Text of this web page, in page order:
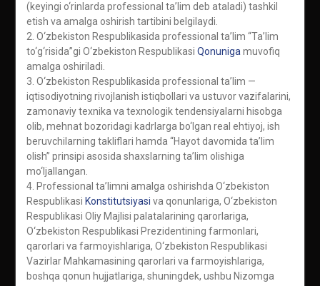
(keyingi o‘rinlarda professional ta’lim deb ataladi) tashkil
etish va amalga oshirish tartibini belgilaydi.
2. O‘zbekiston Respublikasida professional ta’lim “Ta’lim
to‘g‘risida”gi O‘zbekiston Respublikasi Qonuniga muvofiq
amalga oshiriladi.
3. O‘zbekiston Respublikasida professional ta’lim —
iqtisodiyotning rivojlanish istiqbollari va ustuvor vazifalarini,
zamonaviy texnika va texnologik tendensiyalarni hisobga
olib, mehnat bozoridagi kadrlarga bo‘lgan real ehtiyoj, ish
beruvchilarning takliflari hamda “Hayot davomida ta’lim
olish” prinsipi asosida shaxslarning ta’lim olishiga
mo‘ljallangan.
4. Professional ta’limni amalga oshirishda O‘zbekiston
Respublikasi Konstitutsiyasi va qonunlariga, O‘zbekiston
Respublikasi Oliy Majlisi palatalarining qarorlariga,
O‘zbekiston Respublikasi Prezidentining farmonlari,
qarorlari va farmoyishlariga, O‘zbekiston Respublikasi
Vazirlar Mahkamasining qarorlari va farmoyishlariga,
boshqa qonun hujjatlariga, shuningdek, ushbu Nizomga